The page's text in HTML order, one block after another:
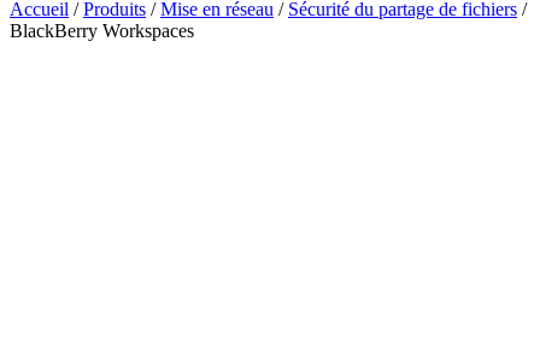
Accueil /Produits /Mise en réseau / Sécurité du partage de fichiers /
BlackBerry Workspaces